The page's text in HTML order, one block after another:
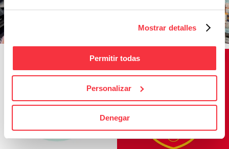
Mostrar detalles
Permitir todas
Personalizar
Denegar